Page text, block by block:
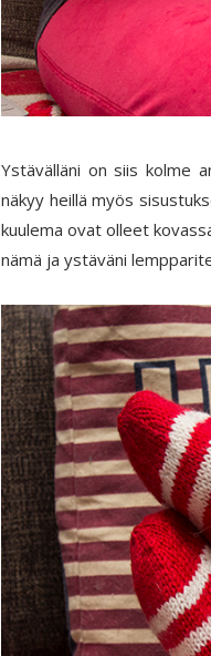
Ystävälläni on siis kolme
näkyy heillä myös
kuulema ovat olleet
nämä ja ystäväni